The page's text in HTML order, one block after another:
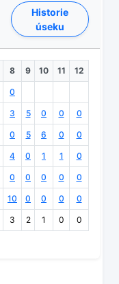
Historie
úseku
8 9 10 11 12
0
3 5 0 0 0
0 5 6 0 0
4 0 1 1 0
0 0 0 0 0
10 0 0 0 0
3 2 1 0 0